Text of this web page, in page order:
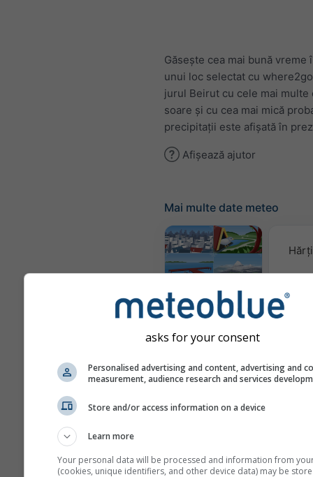
Găsește cea mai bună vreme
unui loc selectat cu
jurul Beirut cu cele mai multe
soare și cu cea mai mică
precipitații este afișată în
Afișează ajutor
Mai multe date meteo
Webcam-uri
asks for your consent
Personalised advertising and content, advertising and
measurement, audience research and services
Store and/or access information on a device
Learn more
Your personal data will be processed and information from
(cookies, unique identifiers, and other device data) may be